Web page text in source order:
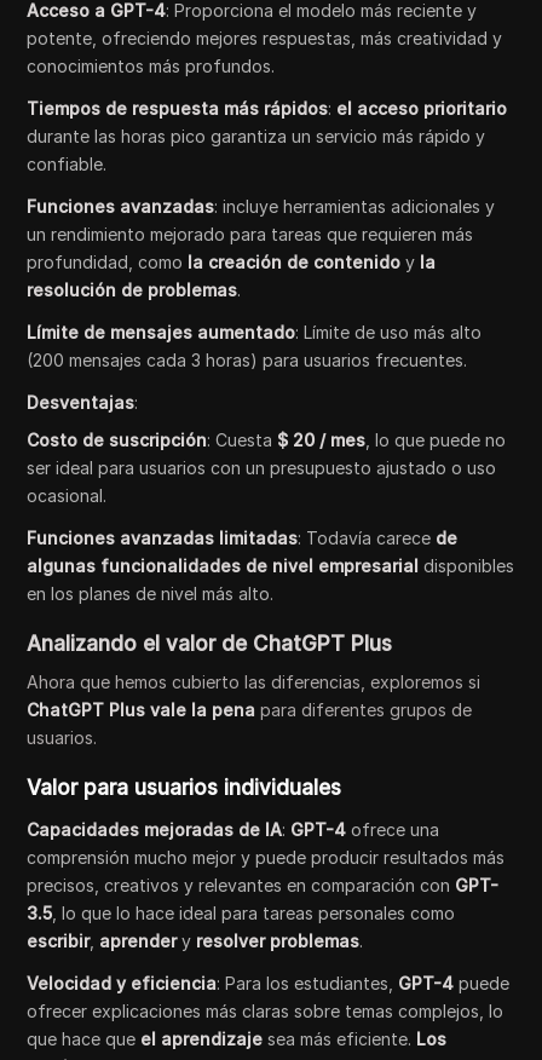
Acceso a GPT-4: Proporciona el modelo más reciente y
potente, ofreciendo mejores respuestas, más creatividad y
conocimientos más profundos.
Tiempos de respuesta más rápidos: el acceso prioritario
durante las horas pico garantiza un servicio más rápido y
confiable.
Funciones avanzadas: incluye herramientas adicionales y
un rendimiento mejorado para tareas que requieren más
profundidad, como la creación de contenido y la
resolución de problemas.
Límite de mensajes aumentado: Límite de uso más alto
(200 mensajes cada 3 horas) para usuarios frecuentes.
Desventajas:
Costo de suscripción: Cuesta $ 20 / mes , lo que puede no
ser ideal para usuarios con un presupuesto ajustado o uso
ocasional.
Funciones avanzadas limitadas: Todavía carece de
algunas funcionalidades de nivel empresarial disponibles
en los planes de nivel más alto.
Analizando el valor de ChatGPT Plus
Ahora que hemos cubierto las diferencias, exploremos si
ChatGPT Plus vale la pena para diferentes grupos de
usuarios.
Valor para usuarios individuales
Capacidades mejoradas de IA: GPT-4 ofrece una
comprensión mucho mejor y puede producir resultados más
precisos, creativos y relevantes en comparación con GPT-
3.5 , lo que lo hace ideal para tareas personales como
escribir, aprendery resolver problemas.
Velocidad y eficiencia: Para los estudiantes, GPT-4 puede
ofrecer explicaciones más claras sobre temas complejos, lo
que hace que el aprendizaje sea más eficiente. Los